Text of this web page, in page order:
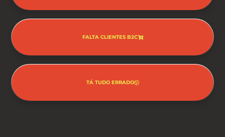
FALTA CLIENTES B2C
TÁ TUDO ERRADO